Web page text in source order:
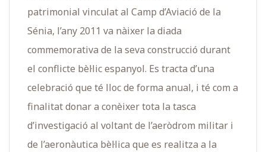
patrimonial vinculat al Camp d’Aviació de la
Sénia, l’any 2011 va nàixer la diada
commemorativa de la seva construcció durant
el conflicte bèl·lic espanyol. Es tracta d’una
celebració que té lloc de forma anual, i té com a
finalitat donar a conèixer tota la tasca
d’investigació al voltant de l’aeròdrom militar i
de l’aeronàutica bèl·lica que es realitza a la